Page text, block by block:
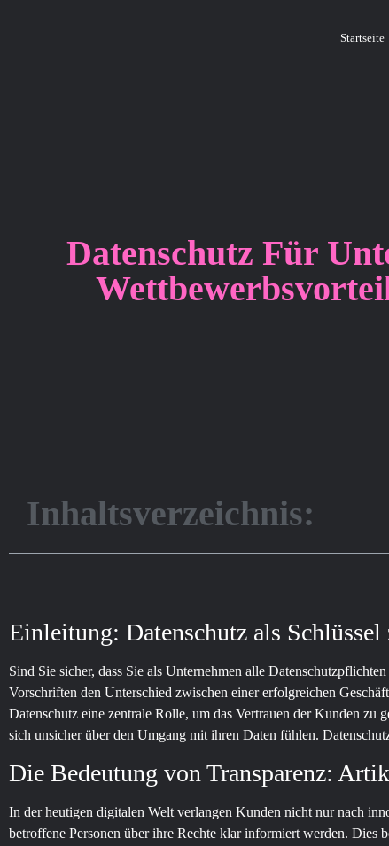
Startseite
Datenschutz Für
Inhaltsverzeichnis:
Einleitung: Datenschutz als
Sind Sie sicher, dass Sie als Unternehmen alle
Vorschriften den Unterschied zwischen einer erfolgreichen
Datenschutz eine zentrale Rolle, um das Vertrauen der Kunden
sich unsicher über den Umgang mit ihren Daten fühlen.
Die Bedeutung von Transparenz:
In der heutigen digitalen Welt verlangen Kunden nicht nur nach
betroffene Personen über ihre Rechte klar informiert werden.